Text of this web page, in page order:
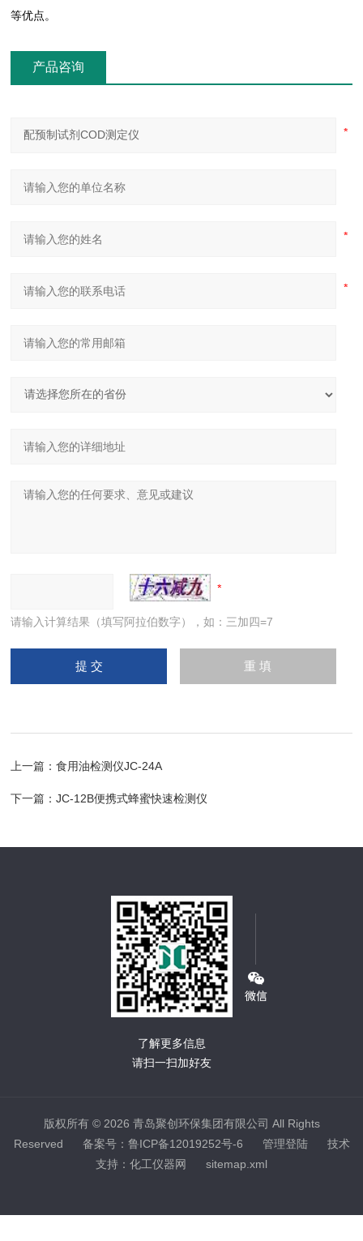
等优点。
产品咨询
请输入计算结果（填写阿拉伯数字），如：三加四=7
上一篇：食用油检测仪JC-24A
下一篇：JC-12B便携式蜂蜜快速检测仪
了解更多信息
请扫一扫加好友
版权所有 © 2026 青岛聚创环保集团有限公司 All Rights
Reserved 备案号：鲁ICP备12019252号-6 管理登陆技术
支持： 化工仪器网 sitemap.xml